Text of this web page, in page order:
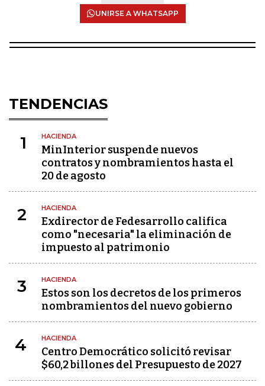
UNIRSE A WHATSAPP
TENDENCIAS
1 HACIENDA
MinInterior suspende nuevos
contratos y nombramientos hasta el
20 de agosto
2 HACIENDA
Exdirector de Fedesarrollo califica
como "necesaria" la eliminación de
impuesto al patrimonio
3 HACIENDA
Estos son los decretos de los primeros
nombramientos del nuevo gobierno
4 HACIENDA
Centro Democrático solicitó revisar
$60,2 billones del Presupuesto de 2027